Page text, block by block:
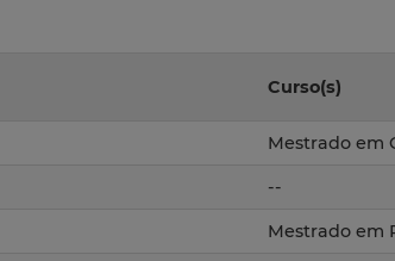
Curso(s)
Mestrado em
--
Mestrado em